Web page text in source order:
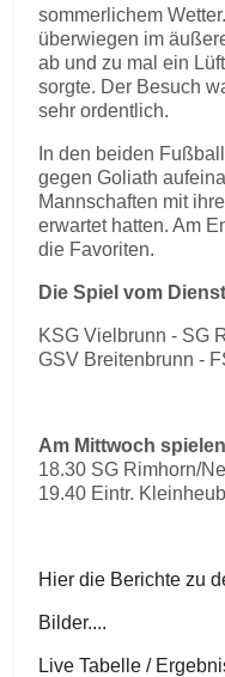
sommerlichem
überwiegen im
ab und zu mal ein
sorgte. Der Besuch
sehr ordentlich.
In den beiden
gegen Goliath
Mannschaften mit
erwartet hatten. Am
die Favoriten.
Die Spiel vom
KSG Vielbrunn - SG
GSV Breitenbrunn -
Am Mittwoch spielen
18.30 SG Rimhorn/
19.40 Eintr.
Hier die Berichte zu
Bilder....
Live Tabelle /